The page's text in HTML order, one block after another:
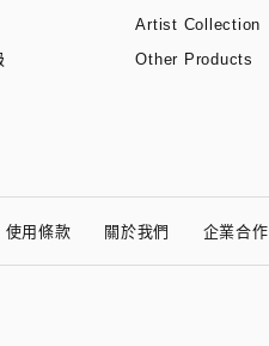
Artist Collection
Other Products
使用條款 關於我們 企業合作